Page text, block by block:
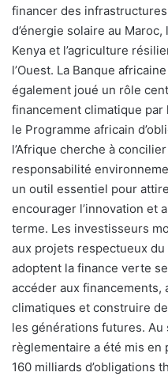
financer des
d’énergie solaire au
Kenya et l’agriculture
l’Ouest. La Banque
également joué un rôle
financement climatique par
le Programme africain
l’Afrique cherche à
responsabilité
un outil essentiel pour
encourager l’innovation et
terme. Les investisseurs
aux projets respectueux
adoptent la finance verte
accéder aux financements,
climatiques et construire
les générations futures. Au
règlementaire a été mis en
160 milliards d’obligations